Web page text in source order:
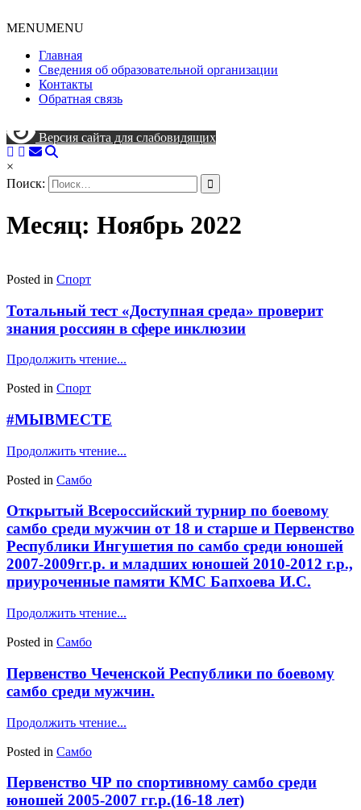
MENUMENU
Главная
Сведения об образовательной организации
Контакты
Обратная связь
Версия сайта для слабовидящих
×
Поиск:
Месяц: Ноябрь 2022
Posted in Спорт
Тотальный тест «Доступная среда» проверит
знания россиян в сфере инклюзии
Продолжить чтение...
Posted in Спорт
#МЫВМЕСТЕ
Продолжить чтение...
Posted in Самбо
Открытый Всероссийский турнир по боевому
самбо среди мужчин от 18 и старше и Первенство
Республики Ингушетия по самбо среди юношей
2007-2009гг.р. и младших юношей 2010-2012 г.р.,
приуроченные памяти КМС Бапхоева И.С.
Продолжить чтение...
Posted in Самбо
Первенство Чеченской Республики по боевому
самбо среди мужчин.
Продолжить чтение...
Posted in Самбо
Первенство ЧР по спортивному самбо среди
юношей 2005-2007 гг.р.(16-18 лет)